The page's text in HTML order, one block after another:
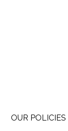
OUR POLICIES